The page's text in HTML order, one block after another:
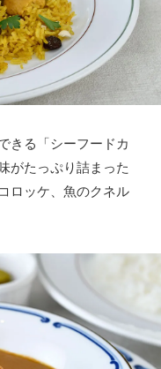
きる「シーフードカ
がたっぷり詰まった
ロッケ、魚のクネル